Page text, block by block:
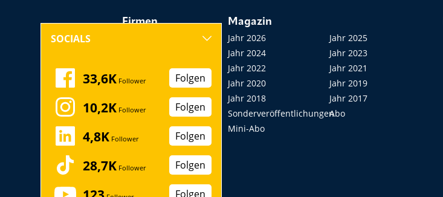
Firmen
Messen, Seminare,
Kongresse
Startup
Magazin
Jahr 2026
Jahr 2025
Jahr 2024
Jahr 2023
Jahr 2022
Jahr 2021
Jahr 2020
Jahr 2019
Jahr 2018
Jahr 2017
SonderveröffentlichungenAbo
Mini-Abo
SOCIALS
33,6K Follower Folgen
10,2K Follower Folgen
4,8K Follower Folgen
28,7K Follower Folgen
Folgen